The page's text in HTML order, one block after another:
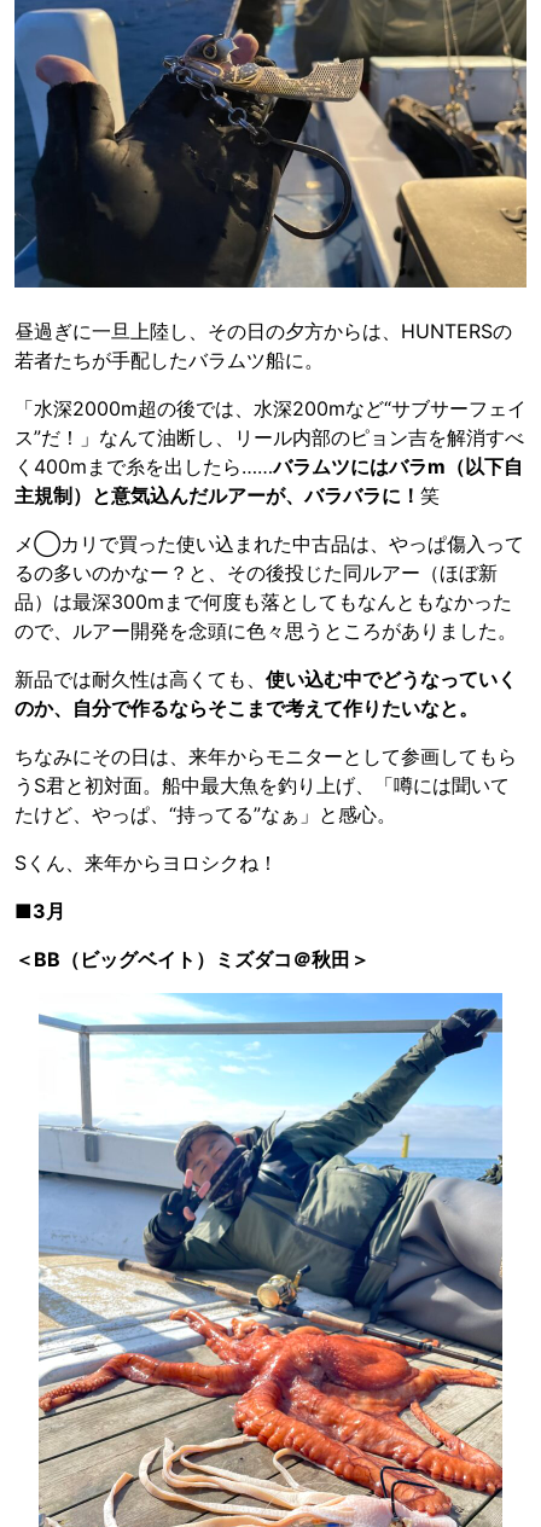
昼過ぎに一旦上陸し、その日の夕方からは、HUNTERSの
若者たちが手配したバラムツ船に。
「水深2000m超の後では、水深200mなど“サブサーフェイ
ス”だ！」なんて油断し、リール内部のピョン吉を解消すべ
く400mまで糸を出したら……バラムツにはバラm（以下自
主規制）と意気込んだルアーが、バラバラに！ 笑
メ◯カリで買った使い込まれた中古品は、やっぱ傷入って
るの多いのかなー？と、その後投じた同ルアー（ほぼ新
品）は最深300mまで何度も落としてもなんともなかった
ので、ルアー開発を念頭に色々思うところがありました。
新品では耐久性は高くても、 使い込む中でどうなっていく
のか、自分で作るならそこまで考えて作りたいなと。
ちなみにその日は、来年からモニターとして参画してもら
うS君と初対面。船中最大魚を釣り上げ、「噂には聞いて
たけど、やっぱ、“持ってる”なぁ」と感心。
Sくん、来年からヨロシクね！
■3月
＜BB（ビッグベイト）ミズダコ＠秋田＞